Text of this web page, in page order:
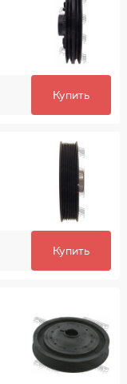
Купить
Купить